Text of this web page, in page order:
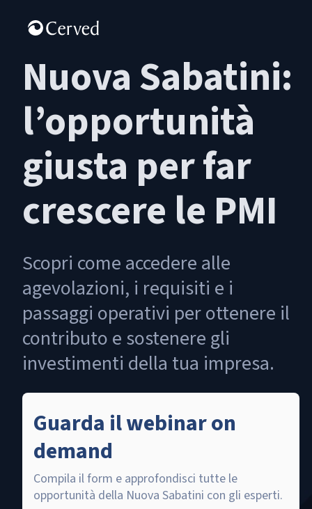
Nuova Sabatini:
l’opportunità
giusta per far
crescere le PMI
Scopri come accedere alle
agevolazioni, i requisiti e i
passaggi operativi per ottenere il
contributo e sostenere gli
investimenti della tua impresa.
Guarda il webinar on
demand
Compila il form e approfondisci tutte le
opportunità della Nuova Sabatini con gli esperti.